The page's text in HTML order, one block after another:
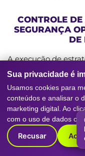
CONTROLE
SEGURANÇA
DE
A execução de
diagnóstico técnico
a riscos
de um
implementação de
de verba e na
sobre o
protocolos robustos
etapas, desde a
Sua privacidade é
Usamos cookies para
conteúdos e analisar o
marketing digital. Ao
com o uso de dados
Recusar